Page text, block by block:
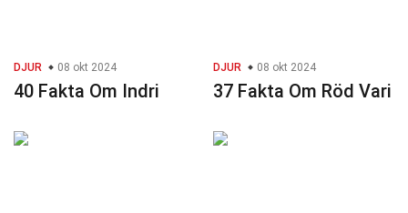
DJUR 08 okt 2024
40 Fakta Om Indri
DJUR 08 okt 2024
37 Fakta Om Röd Vari